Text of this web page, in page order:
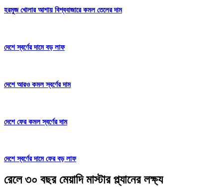
হরমুজ খোলার আশায় বিশ্ববাজারে কমল তেলের দাম
দেশে স্বর্ণের দামে বড় লাফ
দেশে আরও কমল স্বর্ণের দাম
দেশে ফের কমল স্বর্ণের দাম
দেশে স্বর্ণের দামে ফের বড় লাফ
রেলে ৩০ বছর মেয়াদি মাস্টার প্ল্যানের লক্ষ্য